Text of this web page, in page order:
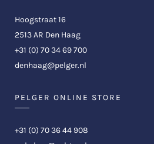
Hoogstraat 16
2513 AR Den Haag
+31 (0) 70 34 69 700
denhaag@pelger.nl
PELGER ONLINE STORE
+31 (0) 70 36 44 908